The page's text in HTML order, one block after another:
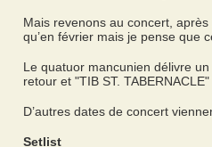
Mais revenons au concert,
qu’en février mais je pense que
Le quatuor mancunien délivre
retour et "TIB ST.
D’autres dates de concert
Setlist